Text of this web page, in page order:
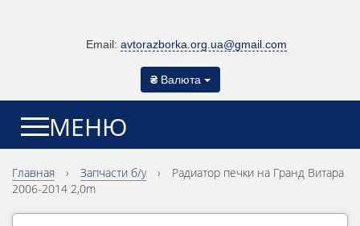
Email: avtorazborka.org.ua@gmail.com
₴ Валюта
МЕНЮ
Главная › Запчасти б/у ›
Радиатор печки на Гранд Витара
2006-2014 2,0m